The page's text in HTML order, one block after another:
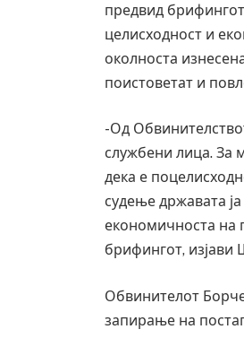
предвид
целисходност и
околноста
поистоветат и
-Од
службени лица. За
дека е
судење државата
економичноста на
брифингот, изјави
Обвинителот
запирање на